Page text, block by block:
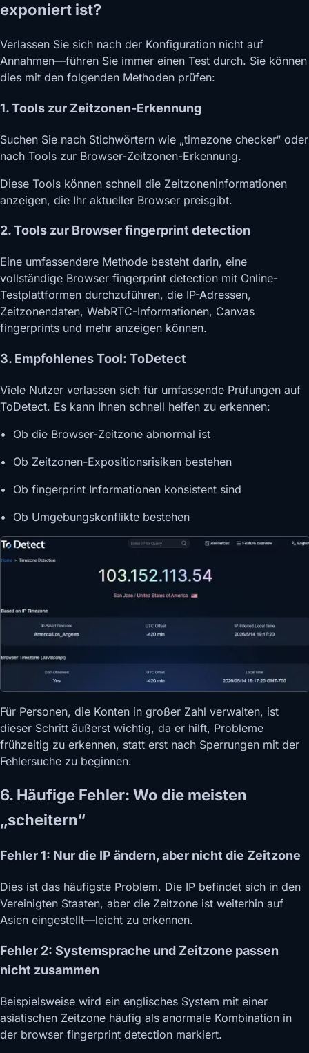
exponiert ist?
Verlassen Sie sich nach der Konfiguration nicht auf
Annahmen—führen Sie immer einen Test durch. Sie können
dies mit den folgenden Methoden prüfen:
1. Tools zur Zeitzonen-Erkennung
Suchen Sie nach Stichwörtern wie „timezone checker“ oder
nach Tools zur Browser-Zeitzonen-Erkennung.
Diese Tools können schnell die Zeitzoneninformationen
anzeigen, die Ihr aktueller Browser preisgibt.
2. Tools zur Browser fingerprint detection
Eine umfassendere Methode besteht darin, eine
vollständige Browser fingerprint detection mit Online-
Testplattformen durchzuführen, die IP-Adressen,
Zeitzonendaten, WebRTC-Informationen, Canvas
fingerprints und mehr anzeigen können.
3. Empfohlenes Tool: ToDetect
Viele Nutzer verlassen sich für umfassende Prüfungen auf
ToDetect. Es kann Ihnen schnell helfen zu erkennen:
• Ob die Browser-Zeitzone abnormal ist
• Ob Zeitzonen-Expositionsrisiken bestehen
• Ob fingerprint Informationen konsistent sind
• Ob Umgebungskonflikte bestehen
Für Personen, die Konten in großer Zahl verwalten, ist
dieser Schritt äußerst wichtig, da er hilft, Probleme
frühzeitig zu erkennen, statt erst nach Sperrungen mit der
Fehlersuche zu beginnen.
6. Häufige Fehler: Wo die meisten
„scheitern“
Fehler 1: Nur die IP ändern, aber nicht die Zeitzone
Dies ist das häufigste Problem. Die IP befindet sich in den
Vereinigten Staaten, aber die Zeitzone ist weiterhin auf
Asien eingestellt—leicht zu erkennen.
Fehler 2: Systemsprache und Zeitzone passen
nicht zusammen
Beispielsweise wird ein englisches System mit einer
asiatischen Zeitzone häufig als anormale Kombination in
der browser fingerprint detection markiert.